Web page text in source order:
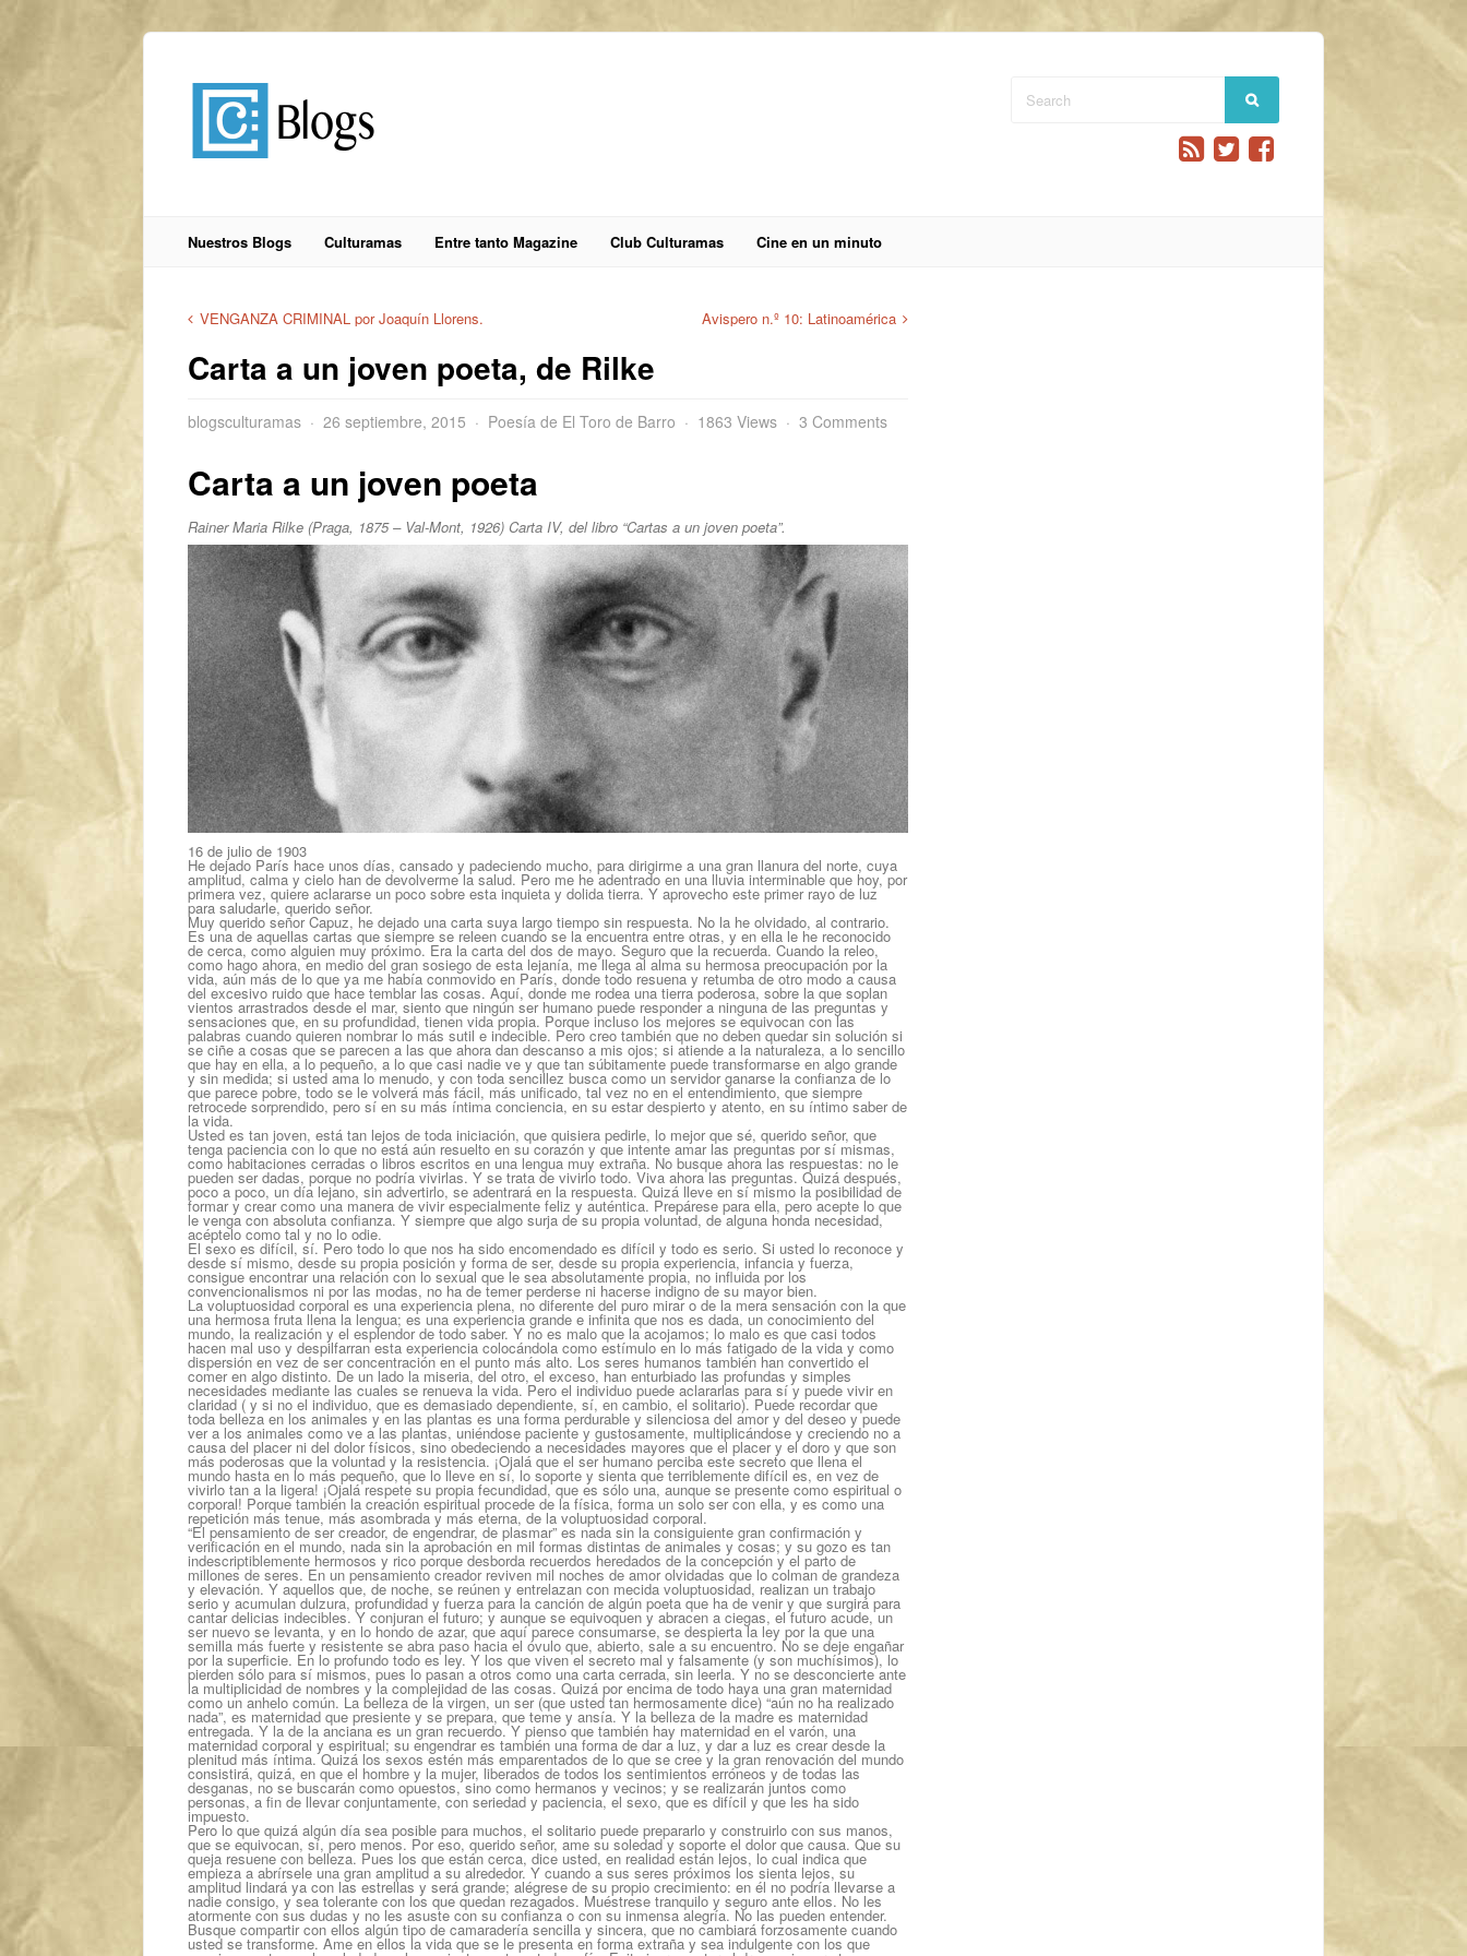
Nuestros Blogs Culturamas Entre tanto Magazine Club Culturamas Cine en un minuto
VENGANZA CRIMINAL por Joaquín Llorens. Avispero n.º 10: Latinoamérica
Carta a un joven poeta, de Rilke
blogsculturamas 26 septiembre, 2015 Poesía de El Toro de Barro 1863 Views 3 Comments
Carta a un joven poeta
Rainer Maria Rilke (Praga, 1875 – Val-Mont, 1926) Carta IV, del libro “Cartas a un joven poeta”.
16 de julio de 1903
He dejado París hace unos días, cansado y padeciendo mucho, para dirigirme a una gran llanura del norte, cuya
amplitud, calma y cielo han de devolverme la salud. Pero me he adentrado en una lluvia interminable que hoy, por
primera vez, quiere aclararse un poco sobre esta inquieta y dolida tierra. Y aprovecho este primer rayo de luz
para saludarle, querido señor.
Muy querido señor Capuz, he dejado una carta suya largo tiempo sin respuesta. No la he olvidado, al contrario.
Es una de aquellas cartas que siempre se releen cuando se la encuentra entre otras, y en ella le he reconocido
de cerca, como alguien muy próximo. Era la carta del dos de mayo. Seguro que la recuerda. Cuando la releo,
como hago ahora, en medio del gran sosiego de esta lejanía, me llega al alma su hermosa preocupación por la
vida, aún más de lo que ya me había conmovido en París, donde todo resuena y retumba de otro modo a causa
del excesivo ruido que hace temblar las cosas. Aquí, donde me rodea una tierra poderosa, sobre la que soplan
vientos arrastrados desde el mar, siento que ningún ser humano puede responder a ninguna de las preguntas y
sensaciones que, en su profundidad, tienen vida propia. Porque incluso los mejores se equivocan con las
palabras cuando quieren nombrar lo más sutil e indecible. Pero creo también que no deben quedar sin solución si
se ciñe a cosas que se parecen a las que ahora dan descanso a mis ojos; si atiende a la naturaleza, a lo sencillo
que hay en ella, a lo pequeño, a lo que casi nadie ve y que tan súbitamente puede transformarse en algo grande
y sin medida; si usted ama lo menudo, y con toda sencillez busca como un servidor ganarse la confianza de lo
que parece pobre, todo se le volverá más fácil, más unificado, tal vez no en el entendimiento, que siempre
retrocede sorprendido, pero sí en su más íntima conciencia, en su estar despierto y atento, en su íntimo saber de
la vida.
Usted es tan joven, está tan lejos de toda iniciación, que quisiera pedirle, lo mejor que sé, querido señor, que
tenga paciencia con lo que no está aún resuelto en su corazón y que intente amar las preguntas por sí mismas,
como habitaciones cerradas o libros escritos en una lengua muy extraña. No busque ahora las respuestas: no le
pueden ser dadas, porque no podría vivirlas. Y se trata de vivirlo todo. Viva ahora las preguntas. Quizá después,
poco a poco, un día lejano, sin advertirlo, se adentrará en la respuesta. Quizá lleve en sí mismo la posibilidad de
formar y crear como una manera de vivir especialmente feliz y auténtica. Prepárese para ella, pero acepte lo que
le venga con absoluta confianza. Y siempre que algo surja de su propia voluntad, de alguna honda necesidad,
acéptelo como tal y no lo odie.
El sexo es difícil, sí. Pero todo lo que nos ha sido encomendado es difícil y todo es serio. Si usted lo reconoce y
desde sí mismo, desde su propia posición y forma de ser, desde su propia experiencia, infancia y fuerza,
consigue encontrar una relación con lo sexual que le sea absolutamente propia, no influida por los
convencionalismos ni por las modas, no ha de temer perderse ni hacerse indigno de su mayor bien.
La voluptuosidad corporal es una experiencia plena, no diferente del puro mirar o de la mera sensación con la que
una hermosa fruta llena la lengua; es una experiencia grande e infinita que nos es dada, un conocimiento del
mundo, la realización y el esplendor de todo saber. Y no es malo que la acojamos; lo malo es que casi todos
hacen mal uso y despilfarran esta experiencia colocándola como estímulo en lo más fatigado de la vida y como
dispersión en vez de ser concentración en el punto más alto. Los seres humanos también han convertido el
comer en algo distinto. De un lado la miseria, del otro, el exceso, han enturbiado las profundas y simples
necesidades mediante las cuales se renueva la vida. Pero el individuo puede aclararlas para sí y puede vivir en
claridad ( y si no el individuo, que es demasiado dependiente, sí, en cambio, el solitario). Puede recordar que
toda belleza en los animales y en las plantas es una forma perdurable y silenciosa del amor y del deseo y puede
ver a los animales como ve a las plantas, uniéndose paciente y gustosamente, multiplicándose y creciendo no a
causa del placer ni del dolor físicos, sino obedeciendo a necesidades mayores que el placer y el doro y que son
más poderosas que la voluntad y la resistencia. ¡Ojalá que el ser humano perciba este secreto que llena el
mundo hasta en lo más pequeño, que lo lleve en sí, lo soporte y sienta que terriblemente difícil es, en vez de
vivirlo tan a la ligera! ¡Ojalá respete su propia fecundidad, que es sólo una, aunque se presente como espiritual o
corporal! Porque también la creación espiritual procede de la física, forma un solo ser con ella, y es como una
repetición más tenue, más asombrada y más eterna, de la voluptuosidad corporal.
“El pensamiento de ser creador, de engendrar, de plasmar” es nada sin la consiguiente gran confirmación y
verificación en el mundo, nada sin la aprobación en mil formas distintas de animales y cosas; y su gozo es tan
indescriptiblemente hermosos y rico porque desborda recuerdos heredados de la concepción y el parto de
millones de seres. En un pensamiento creador reviven mil noches de amor olvidadas que lo colman de grandeza
y elevación. Y aquellos que, de noche, se reúnen y entrelazan con mecida voluptuosidad, realizan un trabajo
serio y acumulan dulzura, profundidad y fuerza para la canción de algún poeta que ha de venir y que surgirá para
cantar delicias indecibles. Y conjuran el futuro; y aunque se equivoquen y abracen a ciegas, el futuro acude, un
ser nuevo se levanta, y en lo hondo de azar, que aquí parece consumarse, se despierta la ley por la que una
semilla más fuerte y resistente se abra paso hacia el óvulo que, abierto, sale a su encuentro. No se deje engañar
por la superficie. En lo profundo todo es ley. Y los que viven el secreto mal y falsamente (y son muchísimos), lo
pierden sólo para sí mismos, pues lo pasan a otros como una carta cerrada, sin leerla. Y no se desconcierte ante
la multiplicidad de nombres y la complejidad de las cosas. Quizá por encima de todo haya una gran maternidad
como un anhelo común. La belleza de la virgen, un ser (que usted tan hermosamente dice) “aún no ha realizado
nada”, es maternidad que presiente y se prepara, que teme y ansía. Y la belleza de la madre es maternidad
entregada. Y la de la anciana es un gran recuerdo. Y pienso que también hay maternidad en el varón, una
maternidad corporal y espiritual; su engendrar es también una forma de dar a luz, y dar a luz es crear desde la
plenitud más íntima. Quizá los sexos estén más emparentados de lo que se cree y la gran renovación del mundo
consistirá, quizá, en que el hombre y la mujer, liberados de todos los sentimientos erróneos y de todas las
desganas, no se buscarán como opuestos, sino como hermanos y vecinos; y se realizarán juntos como
personas, a fin de llevar conjuntamente, con seriedad y paciencia, el sexo, que es difícil y que les ha sido
impuesto.
Pero lo que quizá algún día sea posible para muchos, el solitario puede prepararlo y construirlo con sus manos,
que se equivocan, sí, pero menos. Por eso, querido señor, ame su soledad y soporte el dolor que causa. Que su
queja resuene con belleza. Pues los que están cerca, dice usted, en realidad están lejos, lo cual indica que
empieza a abrírsele una gran amplitud a su alrededor. Y cuando a sus seres próximos los sienta lejos, su
amplitud lindará ya con las estrellas y será grande; alégrese de su propio crecimiento: en él no podría llevarse a
nadie consigo, y sea tolerante con los que quedan rezagados. Muéstrese tranquilo y seguro ante ellos. No les
atormente con sus dudas y no les asuste con su confianza o con su inmensa alegría. No las pueden entender.
Busque compartir con ellos algún tipo de camaradería sencilla y sincera, que no cambiará forzosamente cuando
usted se transforme. Ame en ellos la vida que se le presenta en forma extraña y sea indulgente con los que